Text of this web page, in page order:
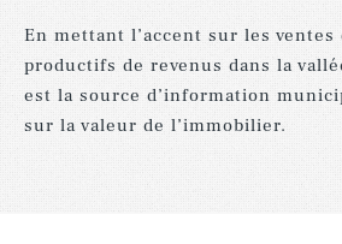
En mettant l’accent sur les ventes
productifs de revenus dans la
est la source d’information
sur la valeur de l’immobilier.